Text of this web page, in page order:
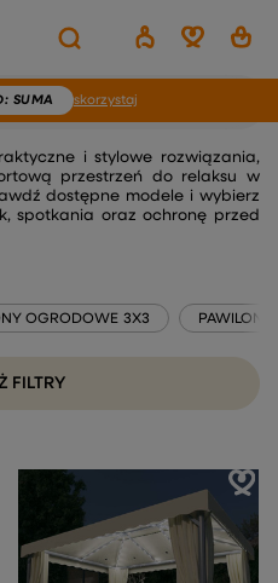
: SUMA skorzystaj
i stylowe rozwiązania,
przestrzeń do relaksu w
dostępne modele i wybierz
spotkania oraz ochronę przed
OGRODOWE 3X3
FILTRY